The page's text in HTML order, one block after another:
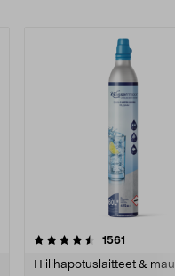
1561
Hiilihapotuslaitteet &
4.5viidestä